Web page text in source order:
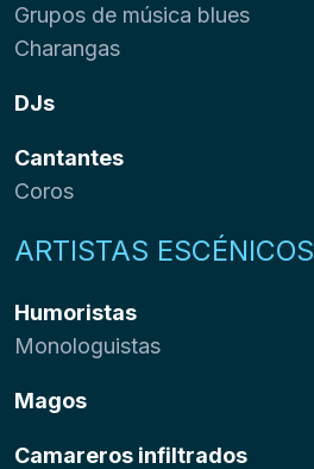
Grupos de música blues
Charangas
DJs
Cantantes
Coros
ARTISTAS ESCÉNICOS
Humoristas
Monologuistas
Magos
Camareros infiltrados